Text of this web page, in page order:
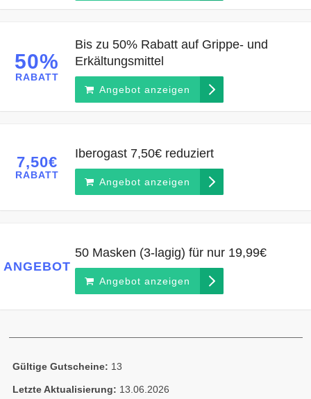
50%
RABATT
Bis zu 50% Rabatt auf Grippe- und
Erkältungsmittel
Angebot anzeigen
7,50€
RABATT
Iberogast 7,50€ reduziert
Angebot anzeigen
ANGEBOT
50 Masken (3-lagig) für nur 19,99€
Angebot anzeigen
Gültige Gutscheine: 13
Letzte Aktualisierung: 13.06.2026